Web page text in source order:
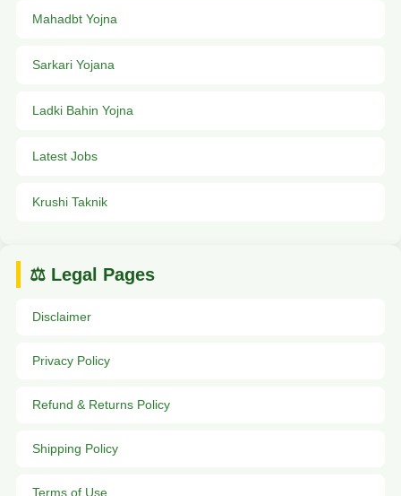
Mahadbt Yojna
Sarkari Yojana
Ladki Bahin Yojna
Latest Jobs
Krushi Taknik
⚖️ Legal Pages
Disclaimer
Privacy Policy
Refund & Returns Policy
Shipping Policy
Terms of Use